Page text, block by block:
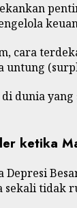
cara
untung
dunia yang
ketika
Depresi
sekali tidak